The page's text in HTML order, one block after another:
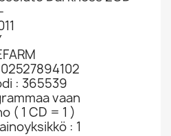
: 365539
vaan
( 1 CD = 1 )
: 1